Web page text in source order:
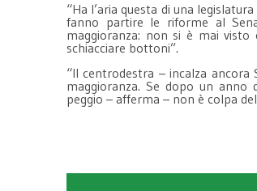
“Ha l’aria questa di una
fanno partire le riforme al
maggioranza: non si è mai
schiacciare bottoni”.
“Il centrodestra – incalza
maggioranza. Se dopo un anno
peggio – afferma – non è colpa